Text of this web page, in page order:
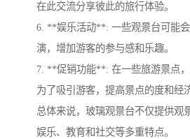
在此交流分享彼此的旅行体验。
6. **娱乐活动**: 一些观景台可能
演，增加游客的参与感和乐趣。
7. **促销功能**: 在一些旅游景点
为了吸引游客，提高景点的度和经
总体来说，玻璃观景台不仅提供观
娱乐、教育和社交等多重特点。